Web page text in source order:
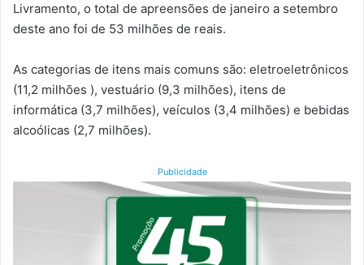
Livramento, o total de apreensões de janeiro a setembro
deste ano foi de 53 milhões de reais.
As categorias de itens mais comuns são: eletroeletrônicos
(11,2 milhões ), vestuário (9,3 milhões), itens de
informática (3,7 milhões), veículos (3,4 milhões) e bebidas
alcoólicas (2,7 milhões).
Publicidade